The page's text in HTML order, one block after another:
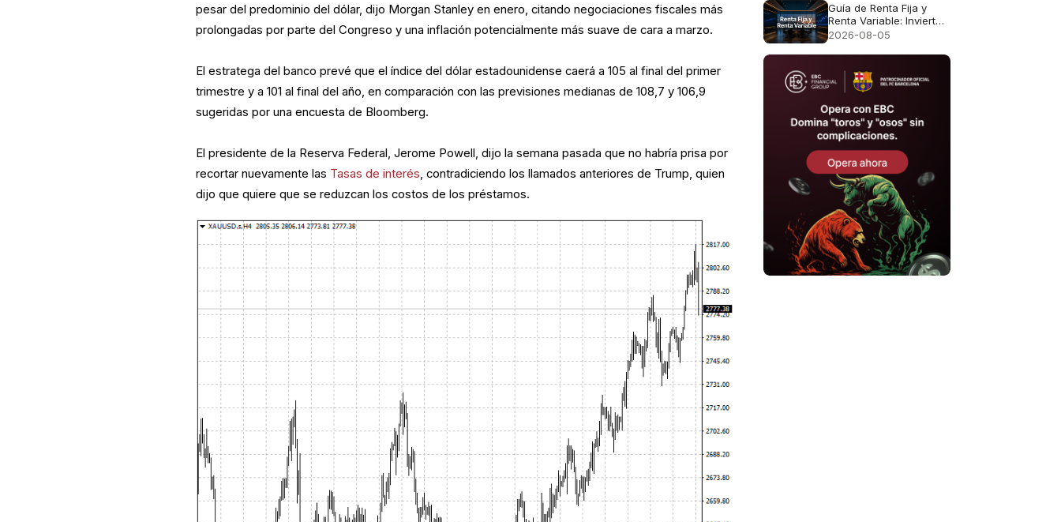
pesar del predominio del dólar, dijo Morgan Stanley en enero, citando negociaciones fiscales más
prolongadas por parte del Congreso y una inflación potencialmente más suave de cara a marzo.
El estratega del banco prevé que el índice del dólar estadounidense caerá a 105 al final del primer
trimestre y a 101 al final del año, en comparación con las previsiones medianas de 108,7 y 106,9
sugeridas por una encuesta de Bloomberg.
El presidente de la Reserva Federal, Jerome Powell, dijo la semana pasada que no habría prisa por
recortar nuevamente las Tasas de interés , contradiciendo los llamados anteriores de Trump, quien
dijo que quiere que se reduzcan los costos de los préstamos.
Guía de Renta Fija y
Renta Variable: Invierte
Mejor en LATAM
2026-08-05